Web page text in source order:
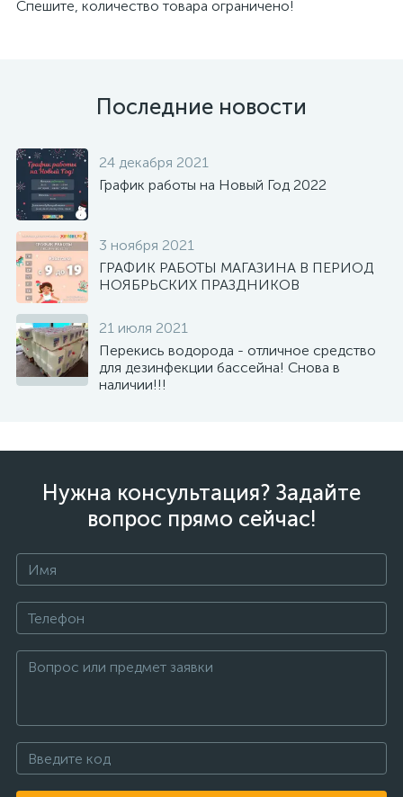
Спешите, количество товара ограничено!
Последние новости
24 декабря 2021
График работы на Новый Год 2022
3 ноября 2021
ГРАФИК РАБОТЫ МАГАЗИНА В ПЕРИОД
НОЯБРЬСКИХ ПРАЗДНИКОВ
21 июля 2021
Перекись водорода - отличное средство
для дезинфекции бассейна! Снова в
наличии!!!
Нужна консультация? Задайте
вопрос прямо сейчас!